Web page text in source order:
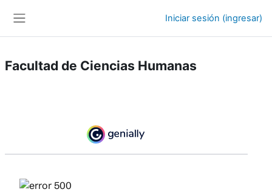
Iniciar sesión (ingresar)
Facultad de Ciencias Humanas